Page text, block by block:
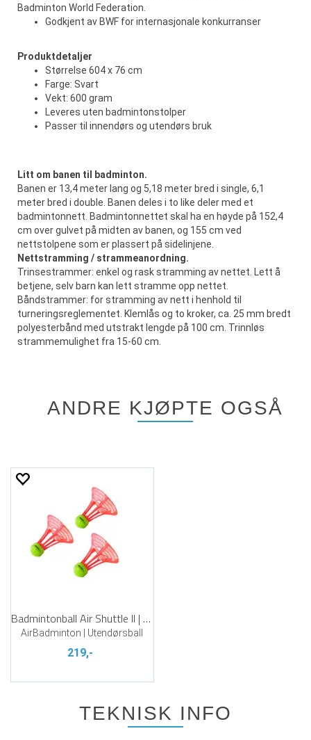
Badminton World Federation.
Godkjent av BWF for internasjonale konkurranser
Produktdetaljer
Størrelse 604 x 76 cm
Farge: Svart
Vekt: 600 gram
Leveres uten badmintonstolper
Passer til innendørs og utendørs bruk
Litt om banen til badminton.
Banen er 13,4 meter lang og 5,18 meter bred i single, 6,1
meter bred i double. Banen deles i to like deler med et
badmintonnett. Badmintonnettet skal ha en høyde på 152,4
cm over gulvet på midten av banen, og 155 cm ved
nettstolpene som er plassert på sidelinjene.
Nettstramming / strammeanordning.
Trinsestrammer: enkel og rask stramming av nettet. Lett å
betjene, selv barn kan lett stramme opp nettet.
Båndstrammer: for stramming av nett i henhold til
turneringsreglementet. Klemlås og to kroker, ca. 25 mm bredt
polyesterbånd med utstrakt lengde på 100 cm. Trinnløs
strammemulighet fra 15-60 cm.
ANDRE KJØPTE OGSÅ
Badmintonball Air Shuttle II | 3 stk
AirBadminton | Utendørsball
219,-
TEKNISK INFO